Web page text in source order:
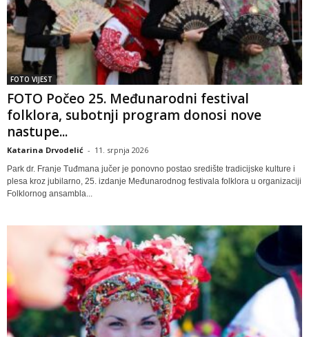
FOTO VIJEST
FOTO Počeo 25. Međunarodni festival
folklora, subotnji program donosi nove
nastupe...
Katarina Drvodelić - 11. srpnja 2026
Park dr. Franje Tuđmana jučer je ponovno postao središte tradicijske kulture i
plesa kroz jubilarno, 25. izdanje Međunarodnog festivala folklora u organizaciji
Folklornog ansambla...